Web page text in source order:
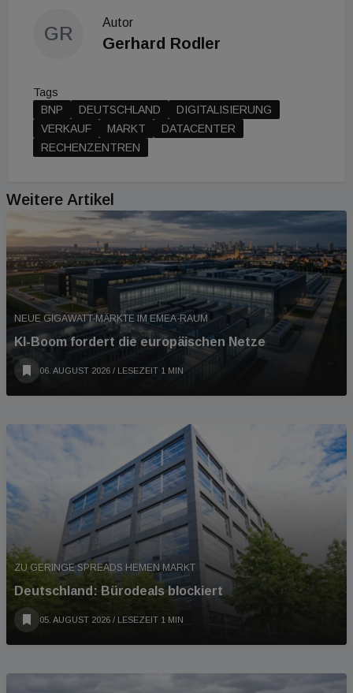
GR
Autor
Gerhard Rodler
Tags
BNP
DEUTSCHLAND
DIGITALISIERUNG
VERKAUF
MARKT
DATACENTER
RECHENZENTREN
Weitere Artikel
NEUE GIGAWATT-MÄRKTE IM EMEA-RAUM
KI-Boom fordert die europäischen Netze
06. AUGUST 2026 / LESEZEIT 1 MIN
ZU GERINGE SPREADS HEMEN MARKT
Deutschland: Bürodeals blockiert
05. AUGUST 2026 / LESEZEIT 1 MIN